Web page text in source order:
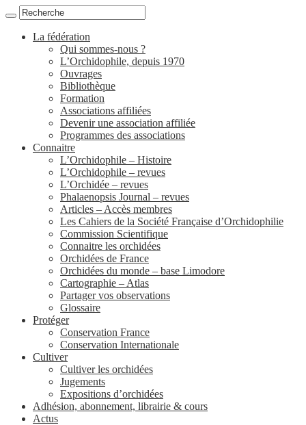
La fédération
Qui sommes-nous ?
L’Orchidophile, depuis 1970
Ouvrages
Bibliothèque
Formation
Associations affiliées
Devenir une association affiliée
Programmes des associations
Connaitre
L’Orchidophile – Histoire
L’Orchidophile – revues
L’Orchidée – revues
Phalaenopsis Journal – revues
Articles – Accès membres
Les Cahiers de la Société Française d’Orchidophilie
Commission Scientifique
Connaitre les orchidées
Orchidées de France
Orchidées du monde – base Limodore
Cartographie – Atlas
Partager vos observations
Glossaire
Protéger
Conservation France
Conservation Internationale
Cultiver
Cultiver les orchidées
Jugements
Expositions d’orchidées
Adhésion, abonnement, librairie & cours
Actus